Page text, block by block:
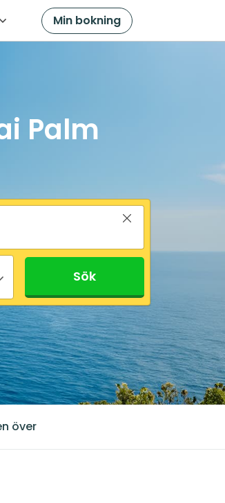
Min bokning
Palm
Sök
över